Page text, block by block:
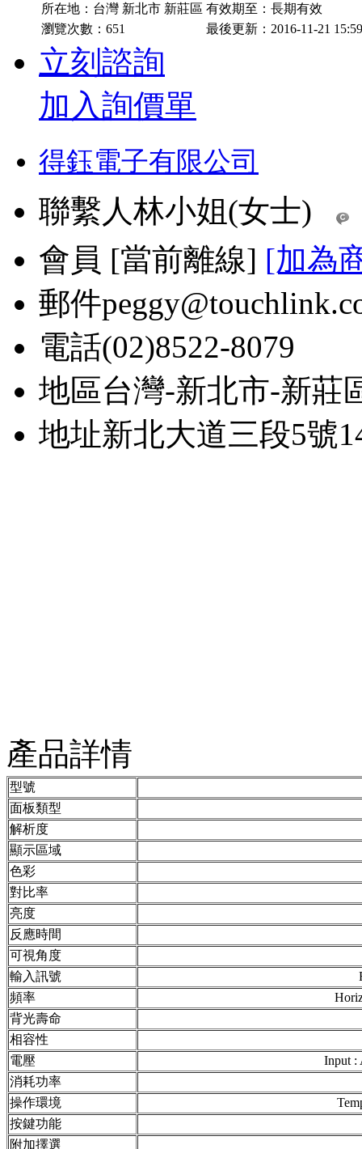
所在地：台灣 新北市 新莊區 有效期至：長期有效
瀏覽次數： 651 最後更新：2016-11-21 15:59
立刻諮詢
加入詢價單
得鈺電子有限公司
聯繫人林小姐(女士)
會員 [當前離線] [加為
郵件
電話(02)8522-8079
地區台灣-新北市-新莊
地址新北大道三段5號
產品詳情
型號
面板類型
解析度
顯示區域
色彩
對比率
亮度
反應時間
可視角度
輸入訊號
頻率
背光壽命
相容性
電壓
Input :
消耗功率
操作環境
按鍵功能
附加擇選